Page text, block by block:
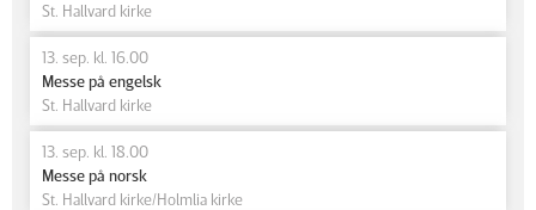
St. Hallvard kirke
13. sep. kl. 16.00
Messe på engelsk
St. Hallvard kirke
13. sep. kl. 18.00
Messe på norsk
St. Hallvard kirke/Holmlia kirke